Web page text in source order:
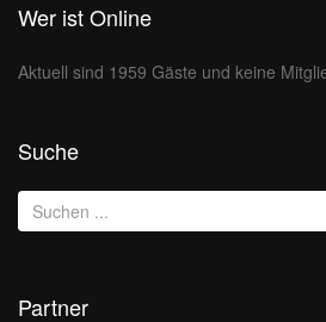
Wer ist Online
Aktuell sind 1959 Gäste und keine
Suche
Partner